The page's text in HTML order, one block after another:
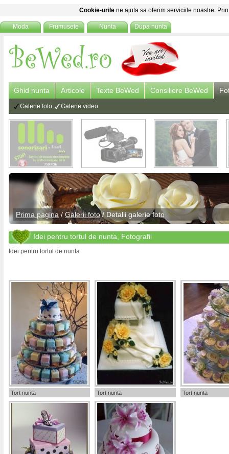
Cookie-urile ne ajuta sa oferim serviciile noastre.
Moda Frumusete Nunta Dupa nunta
Ghid nunta Articole Texte BeWed Consiliere BeWed
Galerie foto Galerie video
Prima pagina /Galerii foto/ Detaliigalerie foto
Idei pentru tortul de nunta, Fotografii
Idei pentru tortul de nunta
Tort nunta Tort nunta Tort nunta